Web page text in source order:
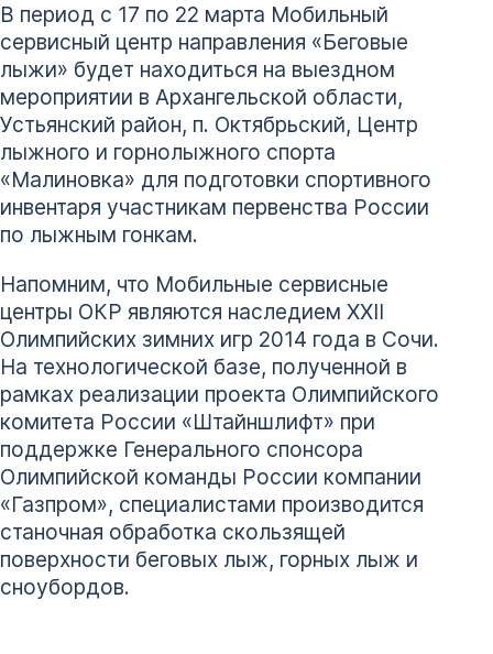
В период с 17 по 22 марта Мобильный
сервисный центр направления «Беговые
лыжи» будет находиться на выездном
мероприятии в Архангельской области,
Устьянский район, п. Октябрьский, Центр
лыжного и горнолыжного спорта
«Малиновка» для подготовки спортивного
инвентаря участникам первенства России
по лыжным гонкам.
Напомним, что Мобильные сервисные
центры ОКР являются наследием XXII
Олимпийских зимних игр 2014 года в Сочи.
На технологической базе, полученной в
рамках реализации проекта Олимпийского
комитета России «Штайншлифт» при
поддержке Генерального спонсора
Олимпийской команды России компании
«Газпром», специалистами производится
станочная обработка скользящей
поверхности беговых лыж, горных лыж и
сноубордов.